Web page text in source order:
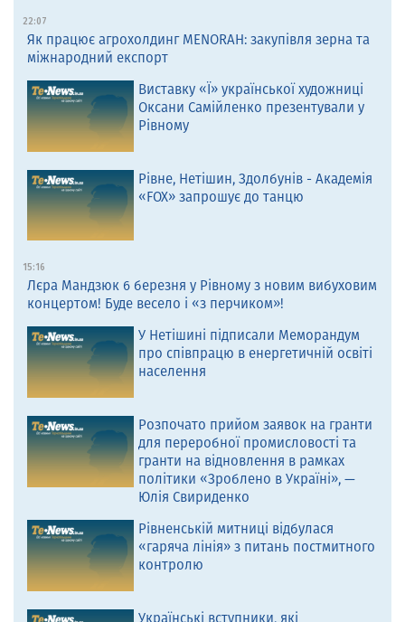
22:07
Як працює агрохолдинг MENORAH: закупівля зерна та
міжнародний експорт
Виставку «Ї» української художниці
Оксани Самійленко презентували у
Рівному
Рівне, Нетішин, Здолбунів - Академія
«FOX» запрошує до танцю
15:16
Лєра Мандзюк 6 березня у Рівному з новим вибуховим
концертом! Буде весело і «з перчиком»!
У Нетішині підписали Меморандум
про співпрацю в енергетичній освіті
населення
Розпочато прийом заявок на гранти
для переробної промисловості та
гранти на відновлення в рамках
політики «Зроблено в Україні», —
Юлія Свириденко
Рівненській митниці відбулася
«гаряча лінія» з питань постмитного
контролю
Українські вступники, які